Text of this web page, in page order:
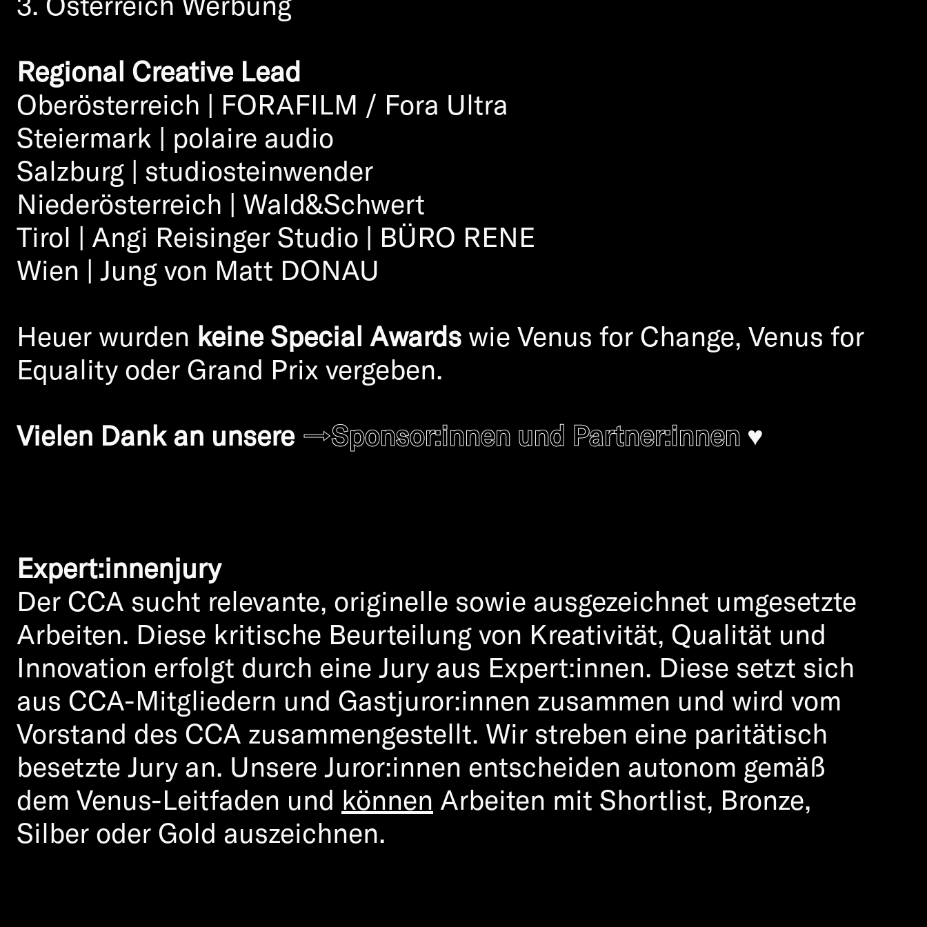
Regional Creative Lead
Oberösterreich | FORAFILM / Fora Ultra
Steiermark | polaire audio
Salzburg | studiosteinwender
Niederösterreich | Wald&Schwert
Tirol | Angi Reisinger Studio | BÜRO RENE
Wien | Jung von Matt DONAU
Heuer wurden keine Special Awards wie Venus for Change, Venus for
Equality oder Grand Prix vergeben.
Vielen Dank an unsere →Sponsor:innen und Partner:innen ♥️
Expert:innenjury
Der CCA sucht relevante, originelle sowie ausgezeichnet umgesetzte
Arbeiten. Diese kritische Beurteilung von Kreativität, Qualität und
Innovation erfolgt durch eine Jury aus Expert:innen. Diese setzt sich
aus CCA-Mitgliedern und Gastjuror:innen zusammen und wird vom
Vorstand des CCA zusammengestellt. Wir streben eine paritätisch
besetzte Jury an. Unsere Juror:innen entscheiden autonom gemäß
dem Venus-Leitfaden und können Arbeiten mit Shortlist, Bronze,
Silber oder Gold auszeichnen.